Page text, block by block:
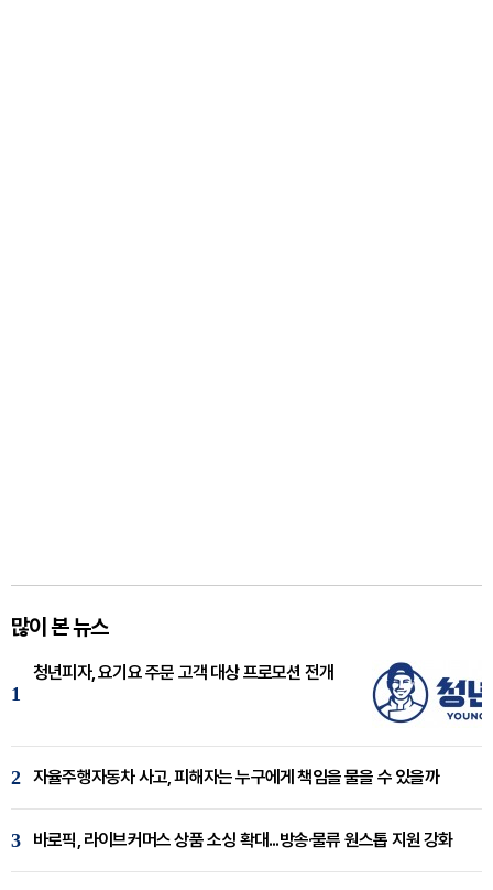
많이 본 뉴스
1
청년피자, 요기요 주문 고객 대상 프로모션 전개
2 자율주행자동차 사고, 피해자는 누구에게 책임을 물을 수 있을까
3 바로픽, 라이브커머스 상품 소싱 확대...방송·물류 원스톱 지원 강화